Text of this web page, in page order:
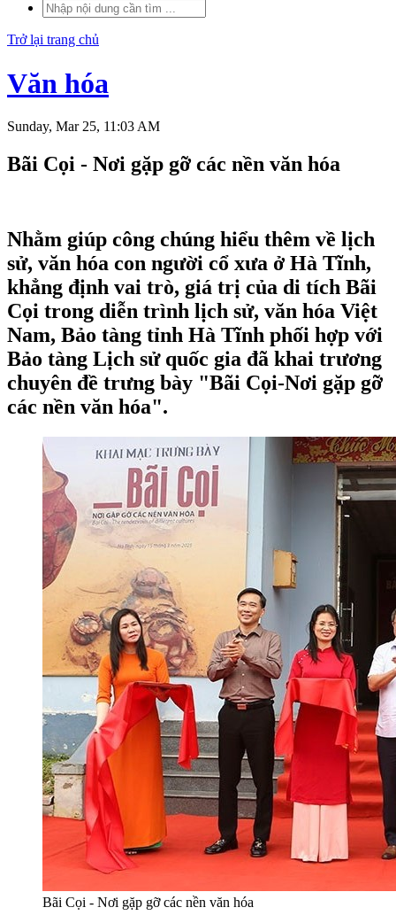
Trở lại trang chủ
Văn hóa
Sunday, Mar 25, 11:03 AM
Bãi Cọi - Nơi gặp gỡ các nền văn hóa
Nhằm giúp công chúng hiểu thêm về lịch
sử, văn hóa con người cổ xưa ở Hà Tĩnh,
khẳng định vai trò, giá trị của di tích Bãi
Cọi trong diễn trình lịch sử, văn hóa Việt
Nam, Bảo tàng tỉnh Hà Tĩnh phối hợp với
Bảo tàng Lịch sử quốc gia đã khai trương
chuyên đề trưng bày "Bãi Cọi-Nơi gặp gỡ
các nền văn hóa".
Bãi Cọi - Nơi gặp gỡ các nền văn hóa